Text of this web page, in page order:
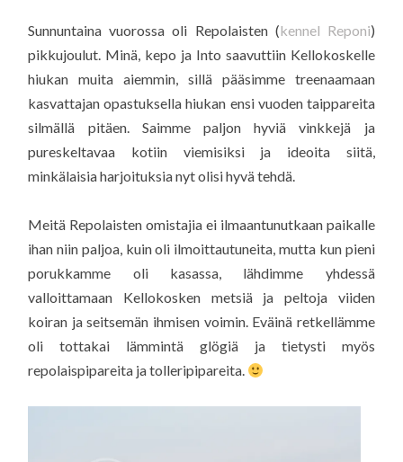
Sunnuntaina vuorossa oli Repolaisten (kennel Reponi)
pikkujoulut. Minä, kepo ja Into saavuttiin Kellokoskelle
hiukan muita aiemmin, sillä pääsimme treenaamaan
kasvattajan opastuksella hiukan ensi vuoden taippareita
silmällä pitäen. Saimme paljon hyviä vinkkejä ja
pureskeltavaa kotiin viemisiksi ja ideoita siitä,
minkälaisia harjoituksia nyt olisi hyvä tehdä.
Meitä Repolaisten omistajia ei ilmaantunutkaan paikalle
ihan niin paljoa, kuin oli ilmoittautuneita, mutta kun pieni
porukkamme oli kasassa, lähdimme yhdessä
valloittamaan Kellokosken metsiä ja peltoja viiden
koiran ja seitsemän ihmisen voimin. Eväinä retkellämme
oli tottakai lämmintä glögiä ja tietysti myös
repolaispipareita ja tolleripipareita.